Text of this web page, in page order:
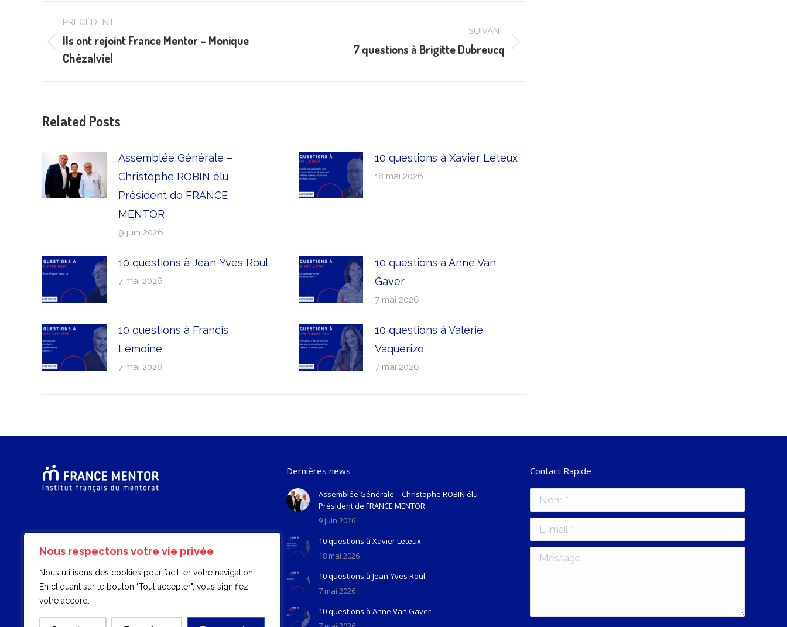
Nous respectons votre vie privée
Nous utilisons des cookies pour faciliter votre navigation.
En cliquant sur le bouton "Tout accepter", vous signifiez
votre accord.
Navigation
article
PRÉCÉDENT
Ils ont rejoint France Mentor – Monique
Chézalviel
SUIVANT
7 questions à Brigitte Dubreucq
Related Posts
Assemblée Générale –
Christophe ROBIN élu
Président de FRANCE
MENTOR
9 juin 2026
10 questions à Xavier Leteux
18 mai 2026
10 questions à Jean-Yves Roul
7 mai 2026
10 questions à Anne Van
Gaver
7 mai 2026
10 questions à Francis
Lemoine
7 mai 2026
10 questions à Valérie
Vaquerizo
7 mai 2026
Dernières news
Assemblée Générale – Christophe ROBIN élu
Président de FRANCE MENTOR
9 juin 2026
10 questions à Xavier Leteux
18 mai 2026
10 questions à Jean-Yves Roul
7 mai 2026
10 questions à Anne Van Gaver
Contact Rapide
Nom *
E-mail *
Message